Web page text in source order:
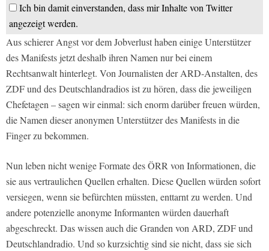
Ich bin damit einverstanden, dass mir Inhalte von Twitter
angezeigt werden.
Aus schierer Angst vor dem Jobverlust haben einige Unterstützer
des Manifests jetzt deshalb ihren Namen nur bei einem
Rechtsanwalt hinterlegt. Von Journalisten der ARD-Anstalten, des
ZDF und des Deutschlandradios ist zu hören, dass die jeweiligen
Chefetagen – sagen wir einmal: sich enorm darüber freuen würden,
die Namen dieser anonymen Unterstützer des Manifests in die
Finger zu bekommen.
Nun leben nicht wenige Formate des ÖRR von Informationen, die
sie aus vertraulichen Quellen erhalten. Diese Quellen würden sofort
versiegen, wenn sie befürchten müssten, enttarnt zu werden. Und
andere potenzielle anonyme Informanten würden dauerhaft
abgeschreckt. Das wissen auch die Granden von ARD, ZDF und
Deutschlandradio. Und so kurzsichtig sind sie nicht, dass sie sich